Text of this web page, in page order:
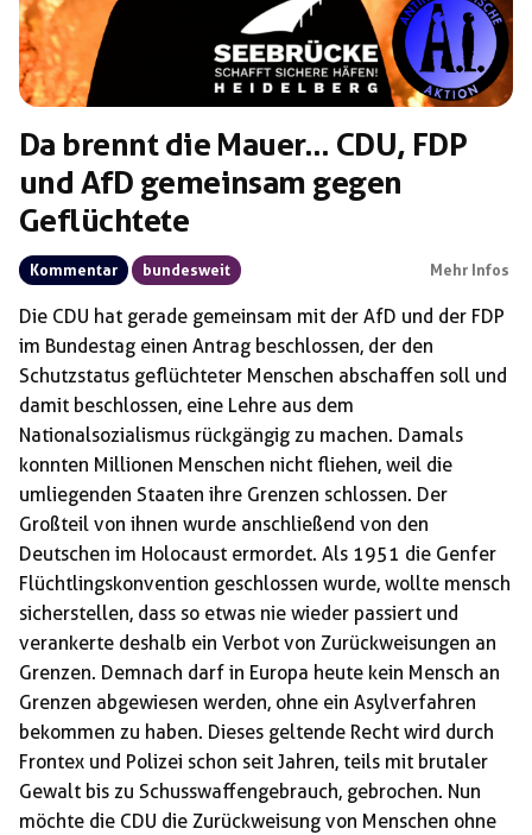
Da brennt die Mauer… CDU, FDP
und AfD gemeinsam gegen
Geflüchtete
Kommentar bundesweit Mehr Infos
Die CDU hat gerade gemeinsam mit der AfD und der FDP
im Bundestag einen Antrag beschlossen, der den
Schutzstatus geflüchteter Menschen abschaffen soll und
damit beschlossen, eine Lehre aus dem
Nationalsozialismus rückgängig zu machen. Damals
konnten Millionen Menschen nicht fliehen, weil die
umliegenden Staaten ihre Grenzen schlossen. Der
Großteil von ihnen wurde anschließend von den
Deutschen im Holocaust ermordet. Als 1951 die Genfer
Flüchtlingskonvention geschlossen wurde, wollte mensch
sicherstellen, dass so etwas nie wieder passiert und
verankerte deshalb ein Verbot von Zurückweisungen an
Grenzen. Demnach darf in Europa heute kein Mensch an
Grenzen abgewiesen werden, ohne ein Asylverfahren
bekommen zu haben. Dieses geltende Recht wird durch
Frontex und Polizei schon seit Jahren, teils mit brutaler
Gewalt bis zu Schusswaffengebrauch, gebrochen. Nun
möchte die CDU die Zurückweisung von Menschen ohne